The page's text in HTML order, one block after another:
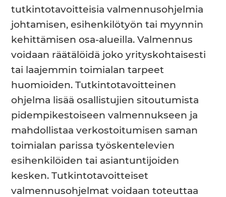
tutkintotavoitteisia valmennusohjelmia
johtamisen, esihenkilötyön tai myynnin
kehittämisen osa-alueilla. Valmennus
voidaan räätälöidä joko yrityskohtaisesti
tai laajemmin toimialan tarpeet
huomioiden. Tutkintotavoitteinen
ohjelma lisää osallistujien sitoutumista
pidempikestoiseen valmennukseen ja
mahdollistaa verkostoitumisen saman
toimialan parissa työskentelevien
esihenkilöiden tai asiantuntijoiden
kesken. Tutkintotavoitteiset
valmennusohjelmat voidaan toteuttaa